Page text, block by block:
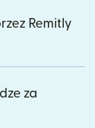
Remitly
za